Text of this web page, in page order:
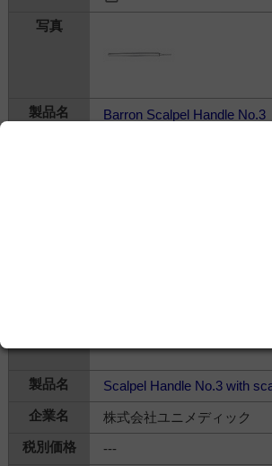
Barron Scalpel Handle No.3
Scalpel Handle No.3 with
株式会社ユニメディック
---